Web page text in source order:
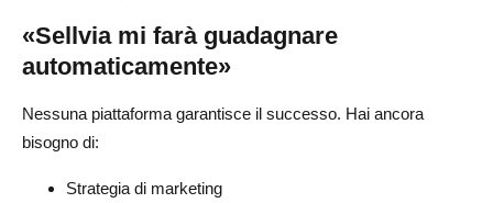
«Sellvia mi farà guadagnare
automaticamente»
Nessuna piattaforma garantisce il successo. Hai ancora
bisogno di:
Strategia di marketing